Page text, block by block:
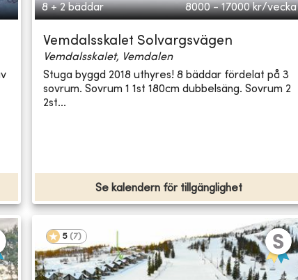
8 + 2 bäddar 8000 - 17000 kr/vecka
Vemdalsskalet Solvargsvägen
Vemdalsskalet, Vemdalen
Stuga byggd 2018 uthyres! 8 bäddar fördelat på 3
sovrum. Sovrum 1 1st 180cm dubbelsäng. Sovrum 2
2st...
Se kalendern för tillgänglighet
5 (7)